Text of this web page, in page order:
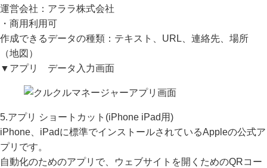
運営会社：アララ株式会社
・商用利用可
作成できるデータの種類：テキスト、URL、連絡先、場所
（地図）
▼アプリ データ入力画面
5.アプリ ショートカット(iPhone iPad用)
iPhone、iPadに標準でインストールされているAppleの公式ア
プリです。
自動化のためのアプリで、ウェブサイトを開くためのQRコー